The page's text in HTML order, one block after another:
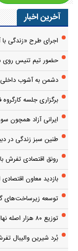
آخرین اخبار
اجرای طرح «زندگی
حضور تیم تنیس روی
دشمن به آشوب
برگزاری جلسه
ایرانی آزاد همچون
طنین سبز زندگی در
رونق اقتصادی تفرش
بازدید معاون
توسعه زیرساخت‌های
توزیع ۸۰ هزار اصله نهال در تفرش
بُرد شیرین والیبال